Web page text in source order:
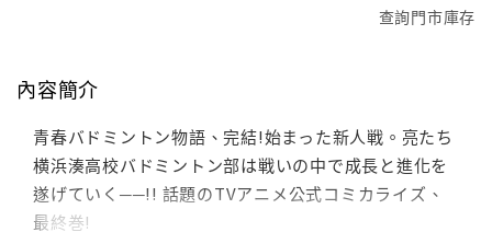
查詢門市庫存
內容簡介
青春バドミントン物語、完結!始まった新人戦。亮たち
横浜湊高校バドミントン部は戦いの中で成長と進化を
遂げていく──!! 話題のTVアニメ公式コミカライズ、
最終巻!